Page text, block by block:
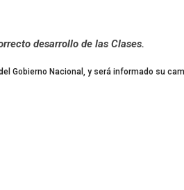
desarrollo de las Clases.
Gobierno Nacional, y será informado su